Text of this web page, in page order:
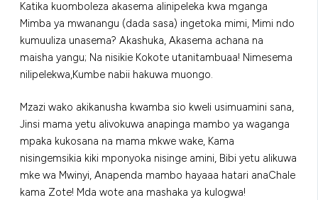
Katika kuomboleza akasema alinipeleka kwa mganga
Mimba ya mwanangu (dada sasa) ingetoka mimi, Mimi ndo
kumuuliza unasema? Akashuka, Akasema achana na
maisha yangu; Na nisikie Kokote utanitambuaa! Nimesema
nilipelekwa,Kumbe nabii hakuwa muongo.
Mzazi wako akikanusha kwamba sio kweli usimuamini sana,
Jinsi mama yetu alivokuwa anapinga mambo ya waganga
mpaka kukosana na mama mkwe wake, Kama
nisingemsikia kiki mponyoka nisinge amini, Bibi yetu alikuwa
mke wa Mwinyi, Anapenda mambo hayaaa hatari anaChale
kama Zote! Mda wote ana mashaka ya kulogwa!